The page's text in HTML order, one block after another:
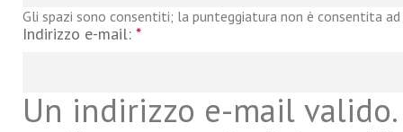
Gli spazi sono consentiti; la punteggiatura non è consentita
Indirizzo e-mail: *
Un indirizzo e-mail